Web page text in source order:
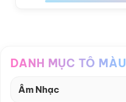
DANH MỤC TÔ MÀU
Âm Nhạc